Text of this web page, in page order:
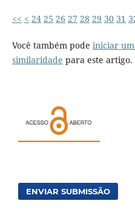
<< < 24 25 26 27 28 29 30 31
Você também pode iniciar
similaridade para este artigo.
ENVIAR SUBMISSÃO